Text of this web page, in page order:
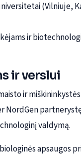
(Vilniuje,
ir
ir verslui
ir
valdymą.
apsaugos